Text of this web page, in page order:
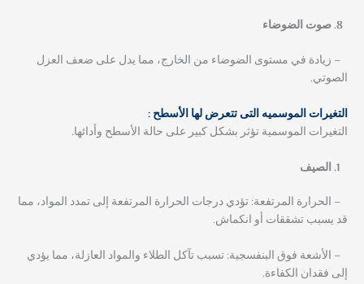
صوت الضوضاء
– زيادة في مستوى الضوضاء من الخارج، مما يدل على ضعف العزل
الصوتي.
التغيرات الموسميه التى تتعرض لها الأسطح :
التغيرات الموسمية تؤثر بشكل كبير على حالة الأسطح وأدائها.
الصيف
– الحرارة المرتفعة: تؤدي درجات الحرارة المرتفعة إلى تمدد المواد، مما
قد يسبب تشققات أو انكماش.
– الأشعة فوق البنفسجية: تسبب تآكل الطلاء والمواد العازلة، مما يؤدي
إلى فقدان الكفاءة.